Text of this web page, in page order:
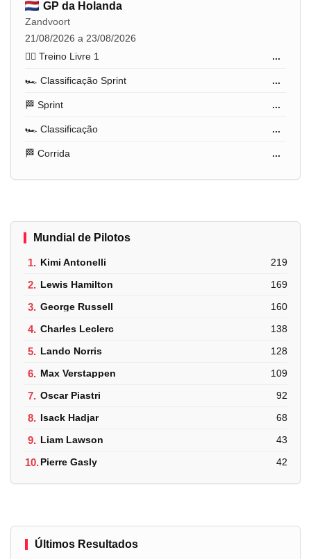
GP da Holanda
Zandvoort
21/08/2026 a 23/08/2026
🏋️‍♂️ Treino Livre 1
...
🏎️ Classificação Sprint ...
🏁 Sprint ...
🏎️ Classificação ...
🏁 Corrida ...
Mundial de Pilotos
1. Kimi Antonelli 219
2. Lewis Hamilton 169
3. George Russell 160
4. Charles Leclerc 138
5. Lando Norris 128
6. Max Verstappen 109
7. Oscar Piastri 92
8. Isack Hadjar 68
9. Liam Lawson 43
10.Pierre Gasly 42
Últimos Resultados